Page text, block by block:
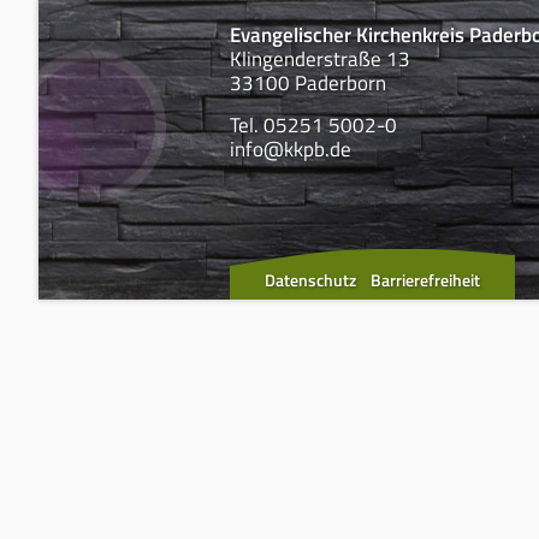
Evangelischer Kirchenkreis
Klingenderstraße 13
33100 Paderborn
Tel. 05251 5002-0
info@kkpb.de
Datenschutz Barrierefreiheit